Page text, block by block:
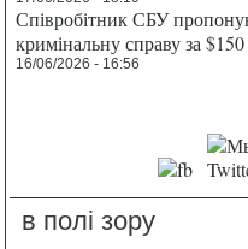
Співробітник СБУ
кримінальну справу за
16/06/2026 - 16:56
в полі зору